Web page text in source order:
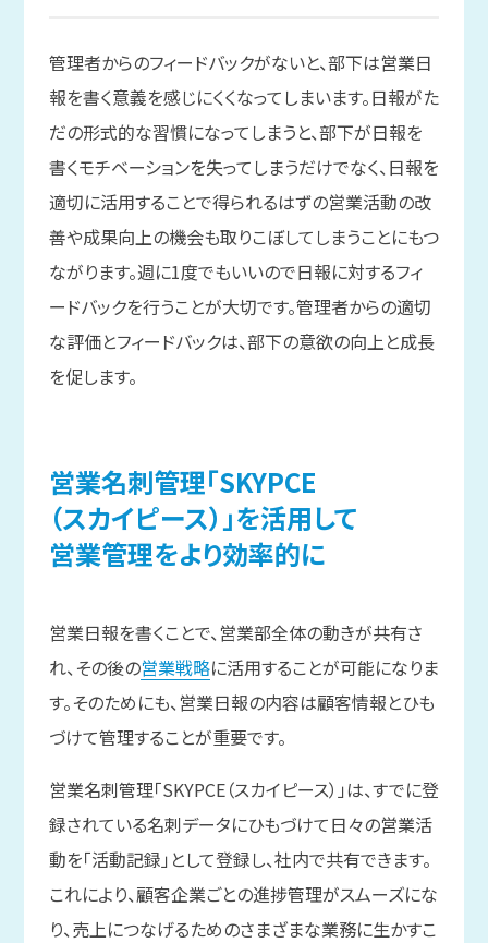
管理者からのフィードバックがないと、部下は営業日
報を書く意義を感じにくくなってしまいます。日報がた
だの形式的な習慣になってしまうと、部下が日報を
書くモチベーションを失ってしまうだけでなく、日報を
適切に活用することで得られるはずの営業活動の改
善や成果向上の機会も取りこぼしてしまうことにもつ
ながります。週に1度でもいいので日報に対するフィ
ードバックを行うことが大切です。管理者からの適切
な評価とフィードバックは、部下の意欲の向上と成長
を促します。
営業名刺管理「SKYPCE
（スカイピース）」を活用して
営業管理をより効率的に
営業日報を書くことで、営業部全体の動きが共有さ
れ、その後の営業戦略に活用することが可能になりま
す。そのためにも、営業日報の内容は顧客情報とひも
づけて管理することが重要です。
営業名刺管理「SKYPCE（スカイピース）」は、すでに登
録されている名刺データにひもづけて日々の営業活
動を「活動記録」として登録し、社内で共有できます。
これにより、顧客企業ごとの進捗管理がスムーズにな
り、売上につなげるためのさまざまな業務に生かすこ